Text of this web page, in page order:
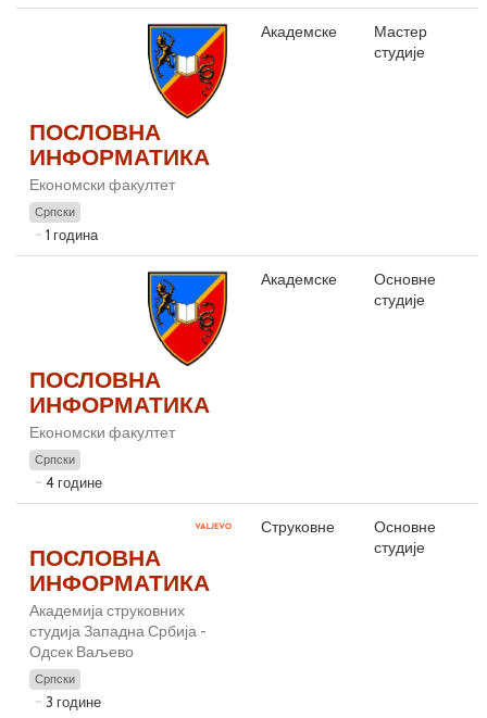
ПОСЛОВНА
ИНФОРМАТИКА
Економски факултет
Српски
1 година
Академске
Мастер
студије
ПОСЛОВНА
ИНФОРМАТИКА
Економски факултет
Српски
4 године
Академске
Основне
студије
ПОСЛОВНА
ИНФОРМАТИКА
Академија струковних
студија Западна Србија -
Одсек Ваљево
Српски
3 године
Струковне
Основне
студије